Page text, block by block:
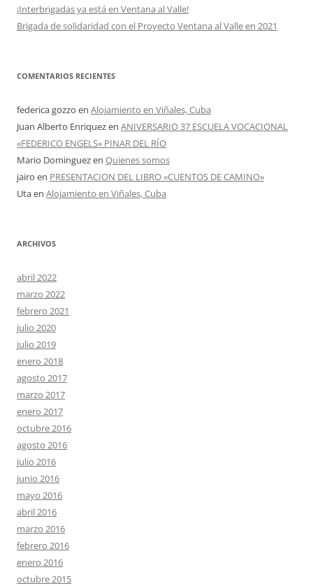
¡Interbrigadas ya está en Ventana al Valle!
Brigada de solidaridad con el Proyecto Ventana al Valle en 2021
COMENTARIOS RECIENTES
federica gozzo en Alojamiento en Viñales, Cuba
Juan Alberto Enriquezen ANIVERSARIO 37 ESCUELA VOCACIONAL
«FEDERICO ENGELS» PINAR DEL RÍO
Mario Dominguezen Quienes somos
jairo en PRESENTACION DEL LIBRO «CUENTOS DE CAMINO»
Utaen Alojamiento en Viñales, Cuba
ARCHIVOS
abril 2022
marzo 2022
febrero 2021
julio 2020
julio 2019
enero 2018
agosto 2017
marzo 2017
enero 2017
octubre 2016
agosto 2016
julio 2016
junio 2016
mayo 2016
abril 2016
marzo 2016
febrero 2016
enero 2016
octubre 2015